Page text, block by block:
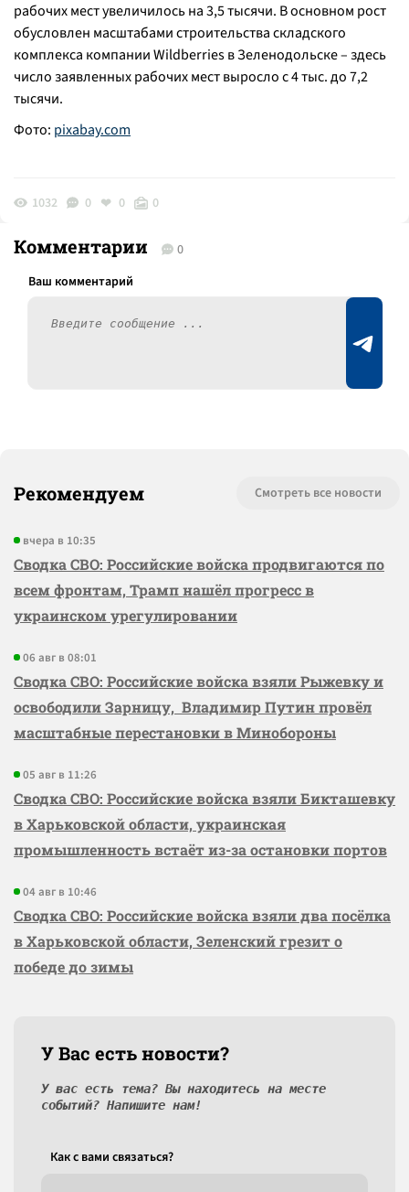
рабочих мест увеличилось на 3,5 тысячи. В основном рост
обусловлен масштабами строительства складского
комплекса компании Wildberries в Зеленодольске – здесь
число заявленных рабочих мест выросло с 4 тыс. до 7,2
тысячи.
Фото: pixabay.com
1032 0 0 0
Комментарии 0
Рекомендуем Смотреть все новости
вчера в 10:35
Сводка СВО: Российские войска продвигаются по
всем фронтам, Трамп нашёл прогресс в
украинском урегулировании
06 авг в 08:01
Сводка СВО: Российские войска взяли Рыжевку и
освободили Зарницу, Владимир Путин провёл
масштабные перестановки в Минобороны
05 авг в 11:26
Сводка СВО: Российские войска взяли Бикташевку
в Харьковской области, украинская
промышленность встаёт из-за остановки портов
04 авг в 10:46
Сводка СВО: Российские войска взяли два посёлка
в Харьковской области, Зеленский грезит о
победе до зимы
У Вас есть новости?
У вас есть тема? Вы находитесь на месте
событий? Напишите нам!
Как c вами связаться?